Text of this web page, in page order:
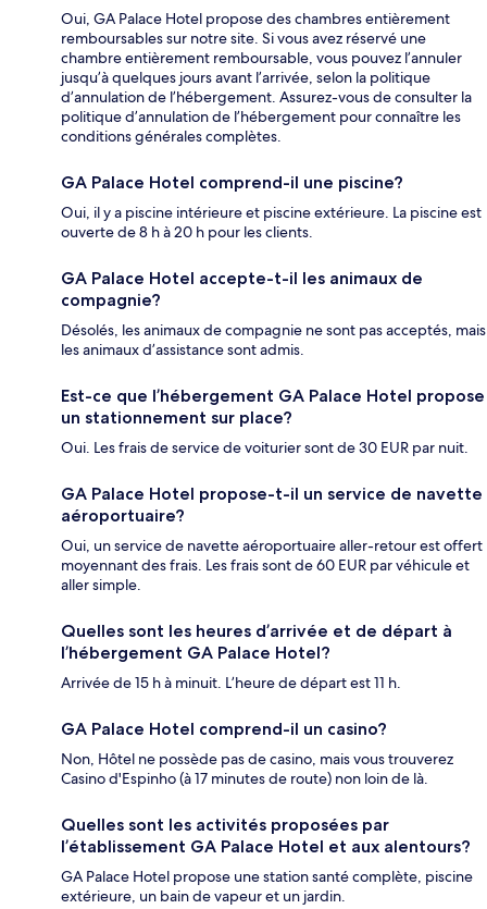
Oui, GA Palace Hotel propose des chambres entièrement
remboursables sur notre site. Si vous avez réservé une
chambre entièrement remboursable, vous pouvez l’annuler
jusqu’à quelques jours avant l’arrivée, selon la politique
d’annulation de l’hébergement. Assurez-vous de consulter la
politique d’annulation de l’hébergement pour connaître les
conditions générales complètes.
GA Palace Hotel comprend-il une piscine?
Oui, il y a piscine intérieure et piscine extérieure. La piscine est
ouverte de 8 h à 20 h pour les clients.
GA Palace Hotel accepte-t-il les animaux de
compagnie?
Désolés, les animaux de compagnie ne sont pas acceptés, mais
les animaux d’assistance sont admis.
Est-ce que l’hébergement GA Palace Hotel propose
un stationnement sur place?
Oui. Les frais de service de voiturier sont de 30 EUR par nuit.
GA Palace Hotel propose-t-il un service de navette
aéroportuaire?
Oui, un service de navette aéroportuaire aller-retour est offert
moyennant des frais. Les frais sont de 60 EUR par véhicule et
aller simple.
Quelles sont les heures d’arrivée et de départ à
l’hébergement GA Palace Hotel?
Arrivée de 15 h à minuit. L’heure de départ est 11 h.
GA Palace Hotel comprend-il un casino?
Non, Hôtel ne possède pas de casino, mais vous trouverez
Casino d'Espinho (à 17 minutes de route) non loin de là.
Quelles sont les activités proposées par
l’établissement GA Palace Hotel et aux alentours?
GA Palace Hotel propose une station santé complète, piscine
extérieure, un bain de vapeur et un jardin.